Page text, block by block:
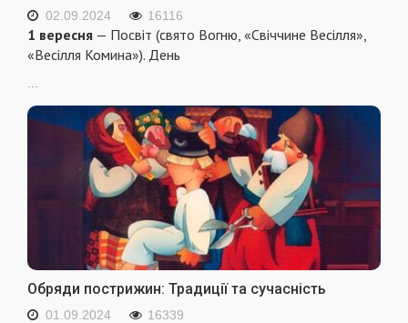
02.09.2024 16116
1 вересня — Посвіт (свято Вогню, «Свіччине Весілля»,
«Весілля Комина»). День
...
Обряди пострижин: Традиції та сучасність
01.09.2024 16339